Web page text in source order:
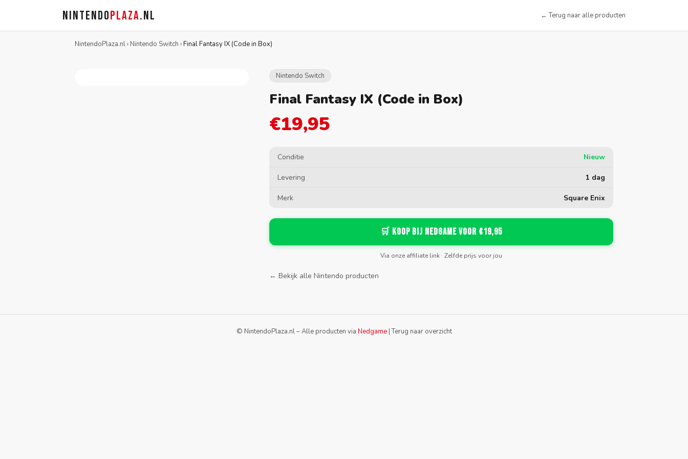
NINTENDOPLAZA.NL ← Terug naar alle producten
NintendoPlaza.nl› Nintendo Switch ›Final Fantasy IX (Code in Box)
Nintendo Switch
Final Fantasy IX (Code in Box)
€19,95
Conditie Nieuw
Levering 1 dag
Merk Square Enix
🛒 Koop bij Nedgame voor €19,95
Via onze affiliate link · Zelfde prijs voor jou
← Bekijk alle Nintendo producten
© NintendoPlaza.nl – Alle producten via Nedgame|Terug naar overzicht